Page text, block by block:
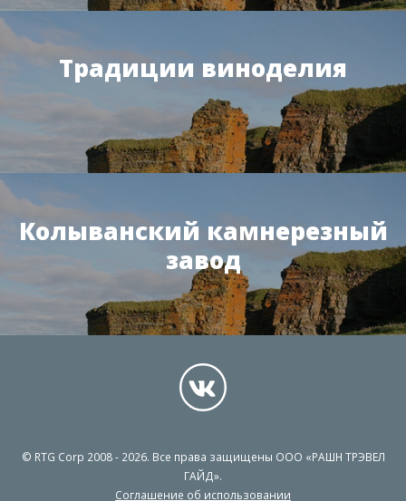
Традиции виноделия
Колыванский камнерезный
завод
© RTG Corp 2008 - 2026. Все права защищены ООО «РАШН ТРЭВЕЛ
ГАЙД».
Соглашение об использовании